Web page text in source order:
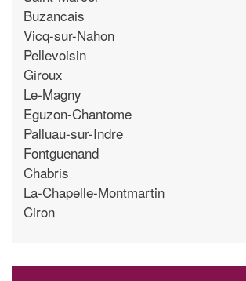
Buzancais
Vicq-sur-Nahon
Pellevoisin
Giroux
Le-Magny
Eguzon-Chantome
Palluau-sur-Indre
Fontguenand
Chabris
La-Chapelle-Montmartin
Ciron